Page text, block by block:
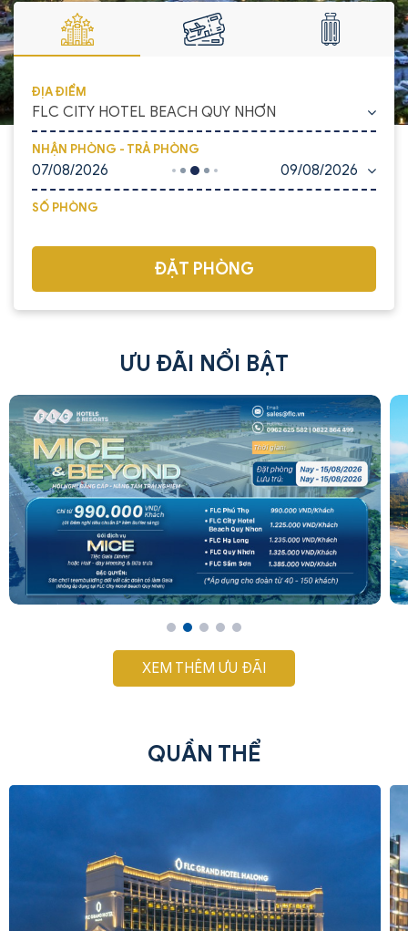
ĐỊA ĐIỂM
FLC CITY HOTEL BEACH QUY NHƠN
NHẬN PHÒNG - TRẢ PHÒNG
07/08/2026 09/08/2026
SỐ PHÒNG
ĐẶT PHÒNG
ƯU ĐÃI NỔI BẬT
XEM THÊM ƯU ĐÃI
QUẦN THỂ